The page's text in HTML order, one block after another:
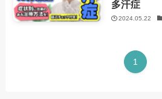
多汗症
2024.05.22
1